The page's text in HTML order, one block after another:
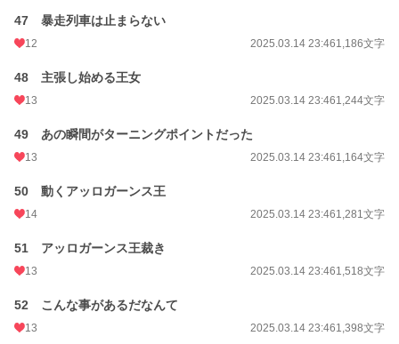
47 暴走列車は止まらない
12 2025.03.14 23:461,186文字
48 主張し始める王女
13 2025.03.14 23:461,244文字
49 あの瞬間がターニングポイントだった
13 2025.03.14 23:461,164文字
50 動くアッロガーンス王
14 2025.03.14 23:461,281文字
51 アッロガーンス王裁き
13 2025.03.14 23:461,518文字
52 こんな事があるだなんて
13 2025.03.14 23:461,398文字